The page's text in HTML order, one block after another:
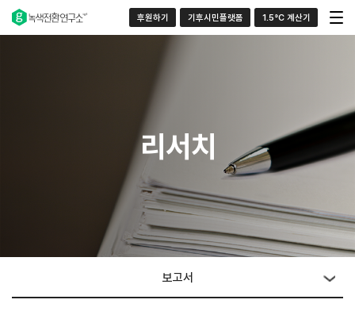
후원하기 기후시민플랫폼 1.5°C 계산기
리서치
보고서